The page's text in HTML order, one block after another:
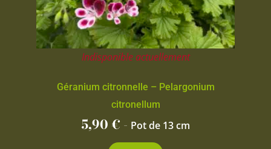
Indisponible actuellement
Géranium citronnelle – Pelargonium
citronellum
5,90€ - Pot de 13 cm